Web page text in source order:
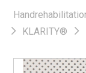
KLARITY®